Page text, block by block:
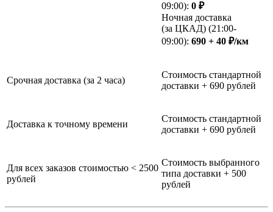
09:00): 0 ₽
Ночная доставка
(за ЦКАД) (21:00-
09:00): 690 + 40 ₽/км
Срочная доставка (за 2 часа)
Стоимость стандартной
доставки + 690 рублей
Доставка к точному времени
Стоимость стандартной
доставки + 690 рублей
Для всех заказов стоимостью < 2500
рублей
Стоимость выбранного
типа доставки + 500
рублей